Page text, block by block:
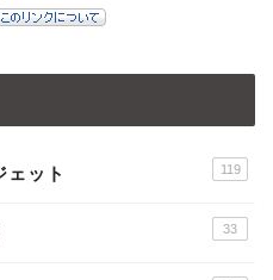
ット 119
33